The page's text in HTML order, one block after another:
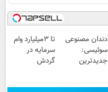
دندان مصنوعی
سوئیسی:
جدیدترین
تا 3میلیارد وام
سرمایه در
گردش